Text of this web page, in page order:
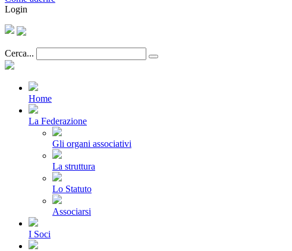
Login
Cerca...
Home
La Federazione
Gli organi associativi
La struttura
Lo Statuto
Associarsi
I Soci